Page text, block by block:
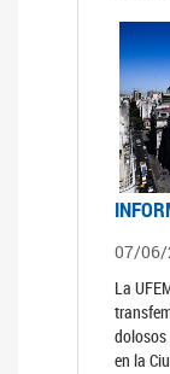
07/06/
La
dolosos
en la